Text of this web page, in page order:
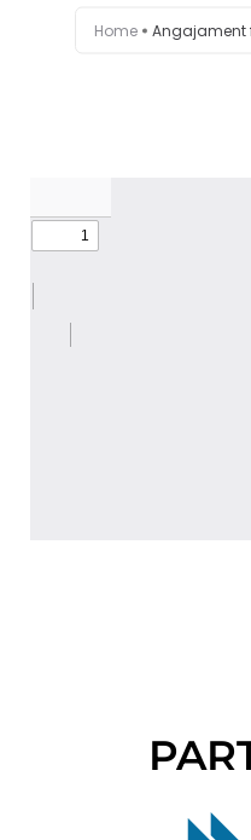
Home Angajament